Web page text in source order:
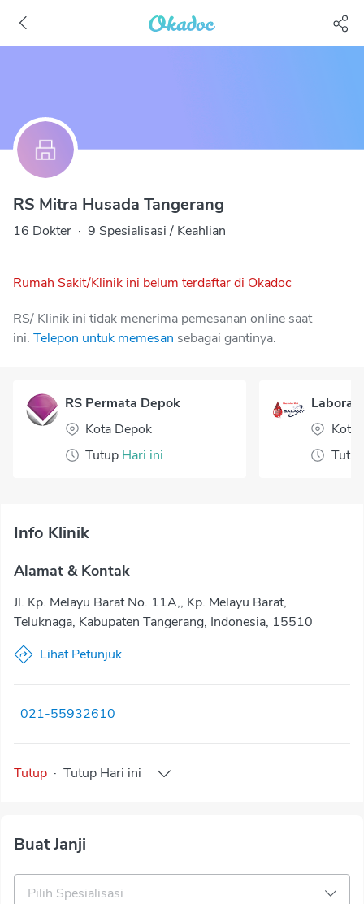
RS Mitra Husada Tangerang
16 Dokter · 9 Spesialisasi / Keahlian
Rumah Sakit/Klinik ini belum terdaftar di Okadoc
RS/ Klinik ini tidak menerima pemesanan online saat
ini. Telepon untuk memesan sebagai gantinya.
RS Permata Depok
Kota Depok
Tutup Hari ini
Kota
Tutup
Info Klinik
Alamat & Kontak
Jl. Kp. Melayu Barat No. 11A,, Kp. Melayu Barat,
Teluknaga, Kabupaten Tangerang, Indonesia, 15510
Lihat Petunjuk
021-55932610
Tutup · Tutup Hari ini
Buat Janji
Pilih Spesialisasi